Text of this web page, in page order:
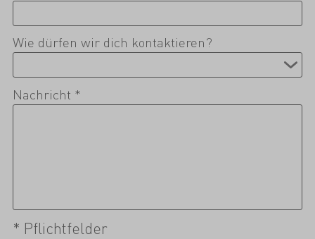
Wie dürfen wir dich kontaktieren?
Nachricht *
* Pflichtfelder